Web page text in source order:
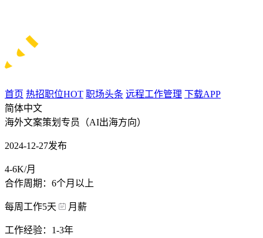
首页 热招职位HOT 职场头条 远程工作管理 下载APP
简体中文
海外文案策划专员（AI出海方向）
2024-12-27发布
4-6K/月
合作周期：6个月以上
每周工作5天 月薪
工作经验：1-3年